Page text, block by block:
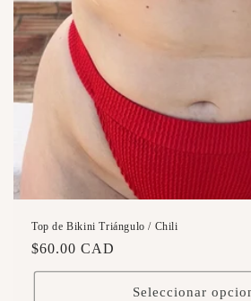
Top de Bikini Triángulo / Chili
Precio
habitual
$60.00 CAD
Seleccionar